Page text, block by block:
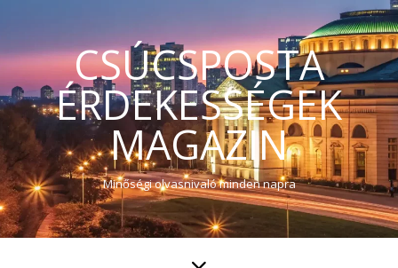
CSÚCSPOSTA
ÉRDEKESSÉGEK
MAGAZIN
Minőségi olvasnivaló minden napra